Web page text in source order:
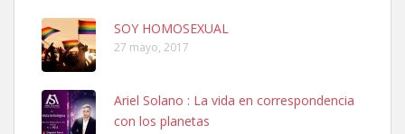
Ninfa perdida
El día 5 se los perdió una ninfa papillera, asustada tiene miedo a la
SOY HOMOSEXUAL
27 mayo, 2017
Ariel Solano : La vida en correspondencia
con los planetas